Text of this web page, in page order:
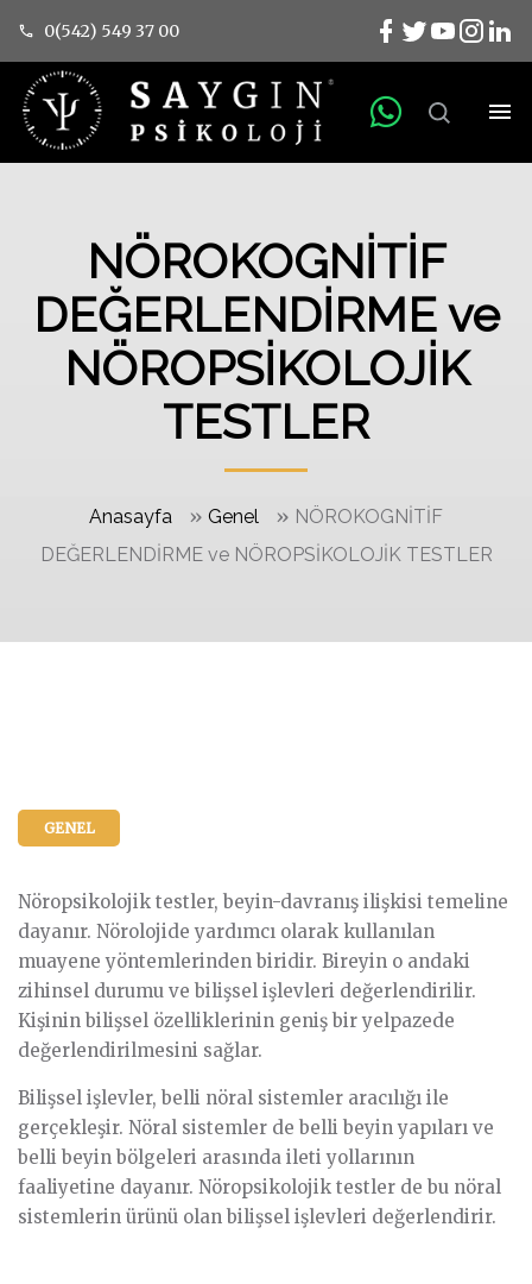
0(542) 549 37 00
NÖROKOGNİTİF
DEĞERLENDİRME ve
NÖROPSİKOLOJİK
TESTLER
Anasayfa » Genel » NÖROKOGNİTİF
DEĞERLENDİRME ve NÖROPSİKOLOJİK TESTLER
GENEL
Nöropsikolojik testler, beyin-davranış ilişkisi temeline
dayanır. Nörolojide yardımcı olarak kullanılan
muayene yöntemlerinden biridir. Bireyin o andaki
zihinsel durumu ve bilişsel işlevleri değerlendirilir.
Kişinin bilişsel özelliklerinin geniş bir yelpazede
değerlendirilmesini sağlar.
Bilişsel işlevler, belli nöral sistemler aracılığı ile
gerçekleşir. Nöral sistemler de belli beyin yapıları ve
belli beyin bölgeleri arasında ileti yollarının
faaliyetine dayanır. Nöropsikolojik testler de bu nöral
sistemlerin ürünü olan bilişsel işlevleri değerlendirir.